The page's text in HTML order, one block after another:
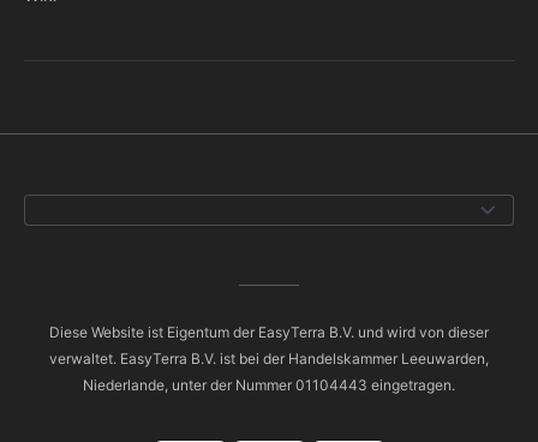
Diese Website ist Eigentum der EasyTerra B.V. und wird von dieser
verwaltet. EasyTerra B.V. ist bei der Handelskammer Leeuwarden,
Niederlande, unter der Nummer 01104443 eingetragen.